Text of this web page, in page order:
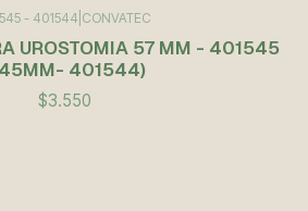
- 401544 CONVATEC
UROSTOMIA 57 MM - 401545
401544)
$3.550